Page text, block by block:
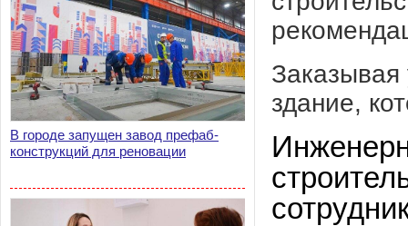
В городе запущен завод префаб-
конструкций для реновации
Заказывая
здание,